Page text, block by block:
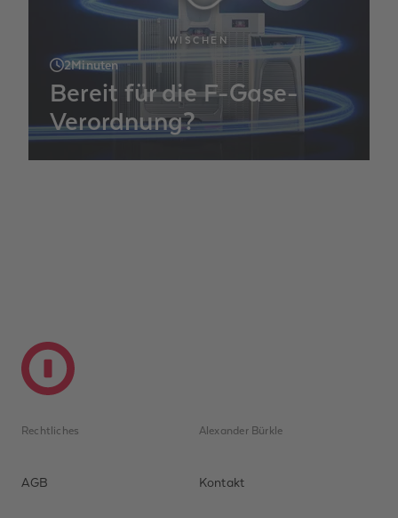
2Minuten
Bereit für die F-Gase-
Verordnung?
WISCHEN
Rechtliches
AGB
Alexander Bürkle
Kontakt